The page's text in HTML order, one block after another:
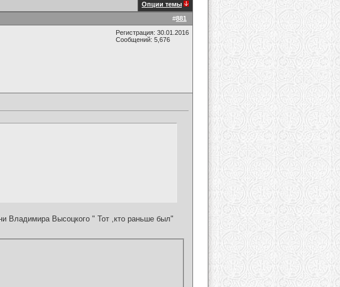
Опции темы
#881
Регистрация: 30.01.2016
Сообщений: 5,676
Владимира Высоцкого " Тот ,кто раньше был"